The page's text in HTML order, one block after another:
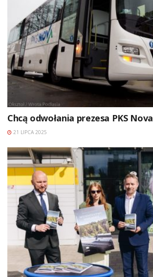
Chcą odwołania prezesa PKS Nova
21 LIPCA 2025